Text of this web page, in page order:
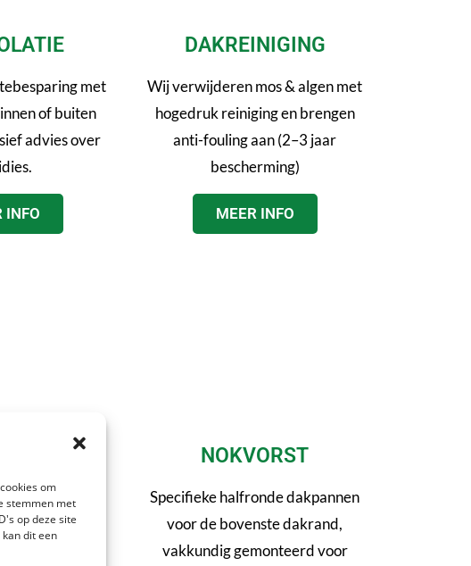
om
stemmen met
op deze site
dit een
met
of buiten
advies over
INFO
DAKREINIGING
Wij verwijderen mos & algen met
hogedruk reiniging en brengen
anti-fouling aan (2–3 jaar
bescherming)
MEER INFO
woning niet
snel en
met onze 24-
NOKVORST
Specifieke halfronde dakpannen
voor de bovenste dakrand,
vakkundig gemonteerd voor